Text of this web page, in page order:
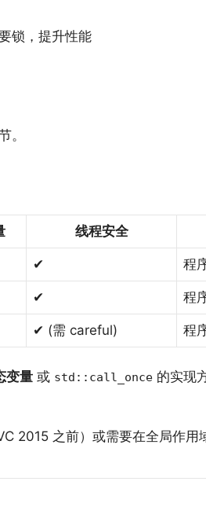
锁，提升性能
。
线程安全
✔ 程
✔ 程
✔ (需 careful) 程
变量 或 std::call_once 的实现
2015 之前）或需要在全局作用